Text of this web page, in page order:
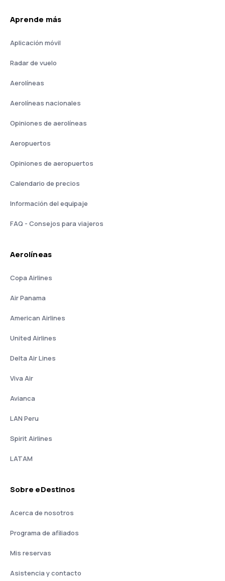
Aprende más
Aplicación móvil
Radar de vuelo
Aerolíneas
Aerolíneas nacionales
Opiniones de aerolíneas
Aeropuertos
Opiniones de aeropuertos
Calendario de precios
Información del equipaje
FAQ - Consejos para viajeros
Aerolíneas
Copa Airlines
Air Panama
American Airlines
United Airlines
Delta Air Lines
Viva Air
Avianca
LAN Peru
Spirit Airlines
LATAM
Sobre eDestinos
Acerca de nosotros
Programa de afiliados
Mis reservas
Asistencia y contacto